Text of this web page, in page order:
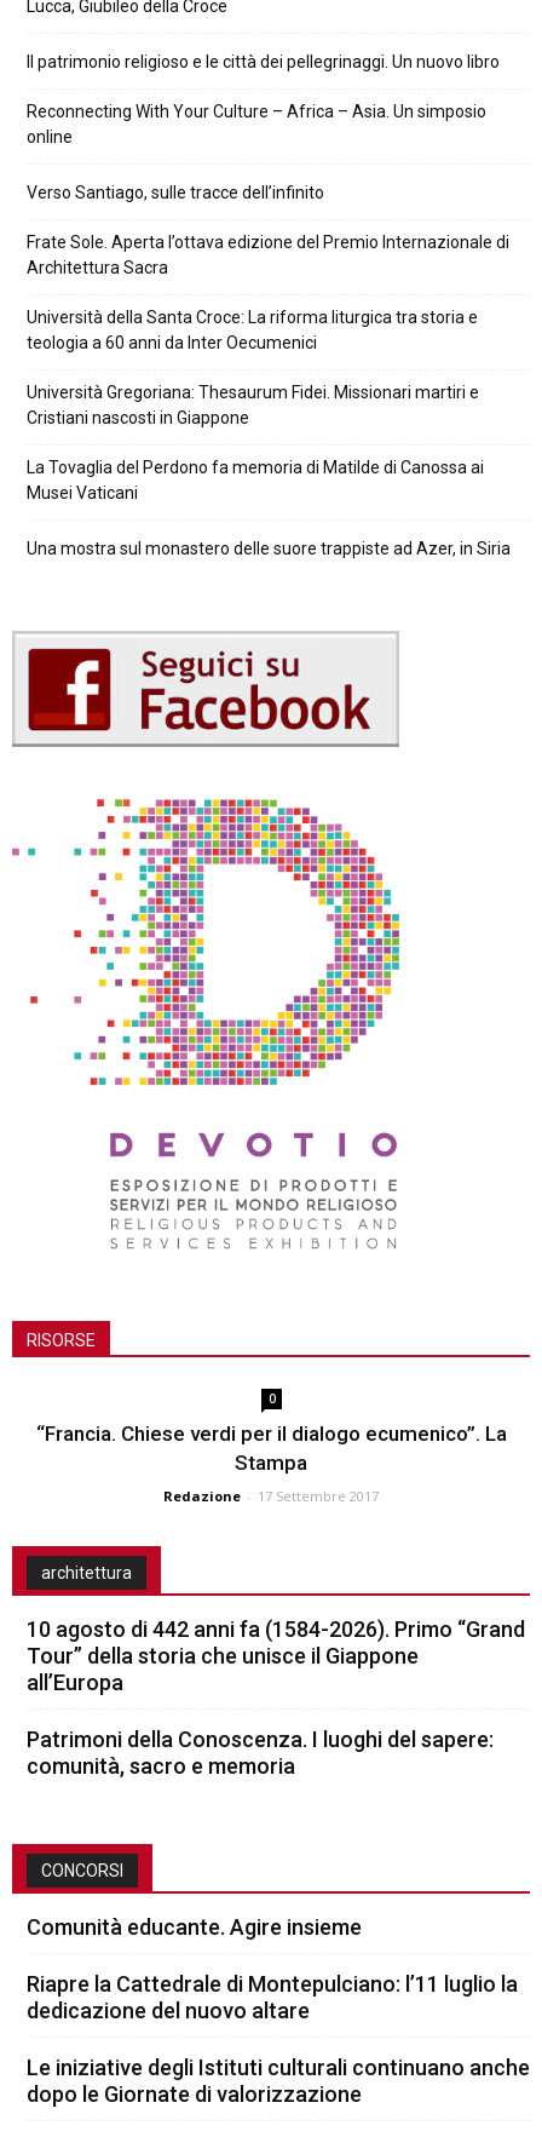
Lucca, Giubileo della Croce
Il patrimonio religioso e le città dei pellegrinaggi. Un nuovo libro
Reconnecting With Your Culture – Africa – Asia. Un simposio
online
Verso Santiago, sulle tracce dell’infinito
Frate Sole. Aperta l’ottava edizione del Premio Internazionale di
Architettura Sacra
Università della Santa Croce: La riforma liturgica tra storia e
teologia a 60 anni da Inter Oecumenici
Università Gregoriana: Thesaurum Fidei. Missionari martiri e
Cristiani nascosti in Giappone
La Tovaglia del Perdono fa memoria di Matilde di Canossa ai
Musei Vaticani
Una mostra sul monastero delle suore trappiste ad Azer, in Siria
RISORSE
0
“Francia. Chiese verdi per il dialogo ecumenico”. La
Stampa
Redazione - 17 Settembre 2017
architettura
10 agosto di 442 anni fa (1584-2026). Primo “Grand
Tour” della storia che unisce il Giappone
all’Europa
Patrimoni della Conoscenza. I luoghi del sapere:
comunità, sacro e memoria
CONCORSI
Comunità educante. Agire insieme
Riapre la Cattedrale di Montepulciano: l’11 luglio la
dedicazione del nuovo altare
Le iniziative degli Istituti culturali continuano anche
dopo le Giornate di valorizzazione